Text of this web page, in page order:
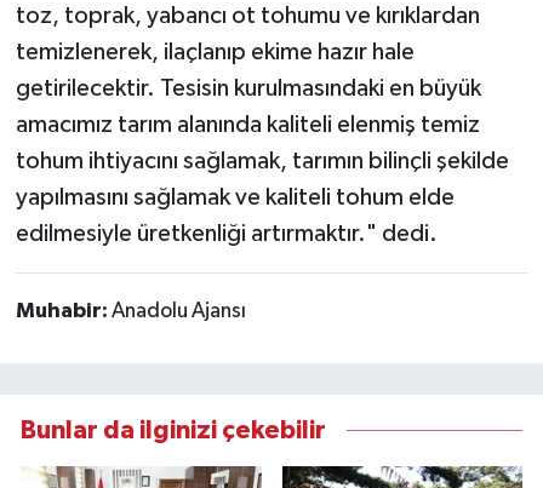
toz, toprak, yabancı ot tohumu ve kırıklardan
temizlenerek, ilaçlanıp ekime hazır hale
getirilecektir. Tesisin kurulmasındaki en büyük
amacımız tarım alanında kaliteli elenmiş temiz
tohum ihtiyacını sağlamak, tarımın bilinçli şekilde
yapılmasını sağlamak ve kaliteli tohum elde
edilmesiyle üretkenliği artırmaktır." dedi.
Muhabir: Anadolu Ajansı
Bunlar da ilginizi çekebilir